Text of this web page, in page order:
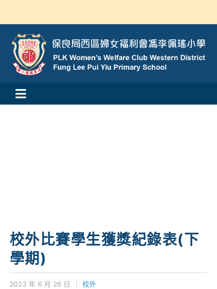
content
Toggle
我們的成就
對外聯繫
校外比賽學生獲獎紀錄表(下
學期)
2023 年 6 月 26 日 校外